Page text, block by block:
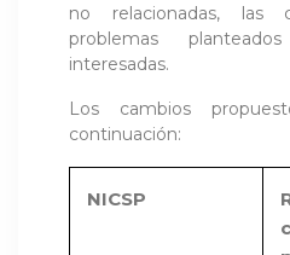
no relacionadas, las
problemas
interesadas.
Los cambios
continuación:
NICSP